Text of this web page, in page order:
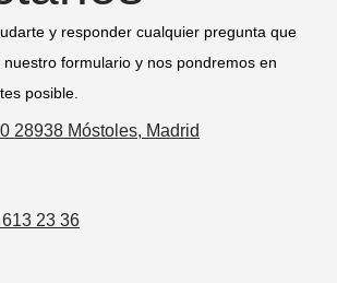
y responder cualquier pregunta que
formulario y nos pondremos en
posible.
28938 Móstoles, Madrid
23 36